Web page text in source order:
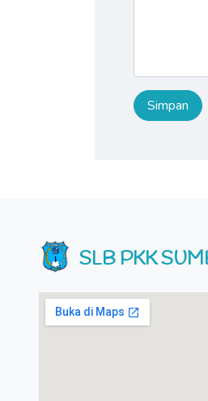
SLB PKK